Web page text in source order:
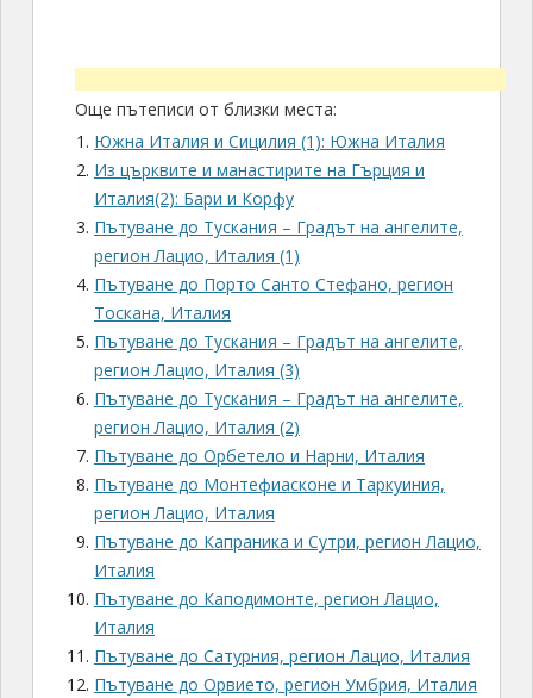
Още пътеписи от близки места:
Южна Италия и Сицилия (1): Южна Италия
Из църквите и манастирите на Гърция и
Италия(2): Бари и Корфу
Пътуване до Тускания – Градът на ангелите,
регион Лацио, Италия (1)
Пътуване до Порто Санто Стефано, регион
Тоскана, Италия
Пътуване до Тускания – Градът на ангелите,
регион Лацио, Италия (3)
Пътуване до Тускания – Градът на ангелите,
регион Лацио, Италия (2)
Пътуване до Орбетело и Нарни, Италия
Пътуване до Mонтефиасконе и Таркуиния,
регион Лацио, Италия
Пътуване до Капраника и Сутри, регион Лацио,
Италия
Пътуване до Каподимонте, регион Лацио,
Италия
Пътуване до Сатурния, регион Лацио, Италия
Пътуване до Орвието, регион Умбрия, Италия